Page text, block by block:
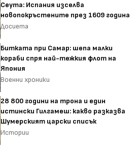
Сеута: Испания изселва
новопокръстените през 1609 година
Досиета
Битката при Самар: шепа малки
кораби спря най-тежкия флот на
Япония
Военни хроники
28 800 години на трона и един
истински Гилгамеш: какво разказва
Шумерският царски списък
Истории